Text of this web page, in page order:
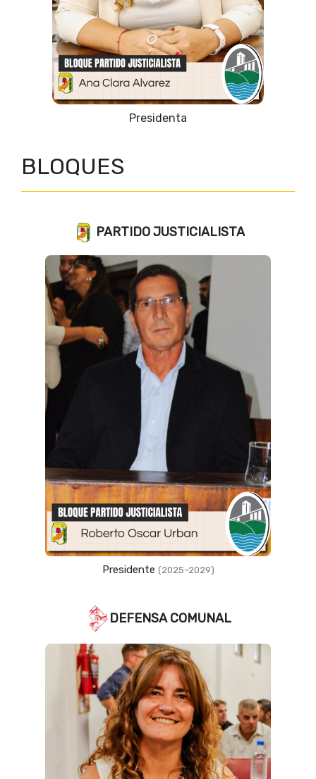
Presidenta
BLOQUES
PARTIDO JUSTICIALISTA
Presidente (2025–2029)
DEFENSA COMUNAL